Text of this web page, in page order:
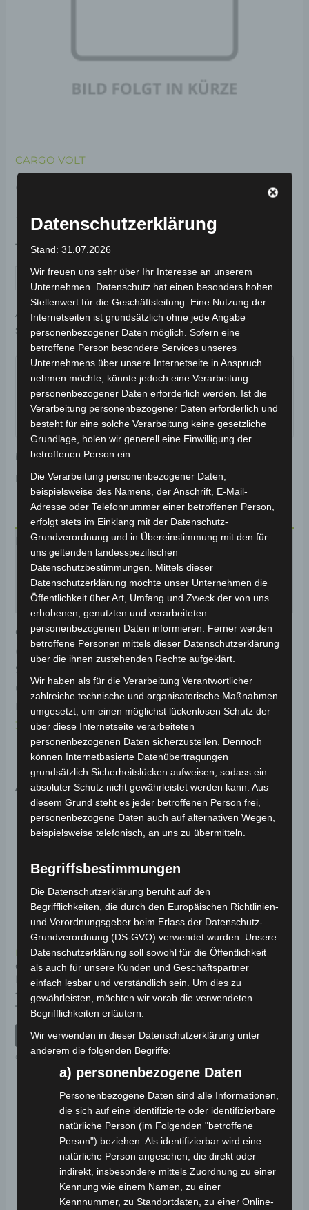
CARGO VOLT
CARGO VOLT HINTERES
STOSSÄMPFERSET
199,00€ *
IN DEN WARENKORB
Artikelnummer: BP150-018 Kategorie:CARGO VOLT
Schlagwort:Fahrwerk & Lenkung
Garantiert sicherer Checkout
inkl. 19 % MwSt.Kostenloser Versand
Lieferzeit:Versandfertig innerhalb 24 Stunden*
Beschreibung
Produktsicherheit
Rezensionen (0)
Original-Ersatzteil für das E-Lastendreirad Cargo Volt
(Modell: BP150, Hersteller: Saige). Das hintere
Stoßdämpferset sorgt für eine komfortable Fahrt auf
unebenen Straßen. Weitere Informationen zum
Fahrzeug findest du hier:E-Lastendreirad Cargo Volt
3.0kW.
Ähnliche Produkte
Kostenloser Versand
CARGO VOLT
RÜCKSPIEGEL
Bewertet
mit
0
129,00 € *
IN DEN WARENKORB
CARGO VOLT
Kostenloser Versand
CARGO VOLT
GANGHEBEL
von
5 IN DEN WARENKORB
CARGO VOLT
Datenschutzerklärung
Stand: 31.07.2026
Wir freuen uns sehr über Ihr Interesse an unserem
Unternehmen. Datenschutz hat einen besonders hohen
Stellenwert für die Geschäftsleitung. Eine Nutzung der
Internetseiten ist grundsätzlich ohne jede Angabe
personenbezogener Daten möglich. Sofern eine
betroffene Person besondere Services unseres
Unternehmens über unsere Internetseite in Anspruch
nehmen möchte, könnte jedoch eine Verarbeitung
personenbezogener Daten erforderlich werden. Ist die
Verarbeitung personenbezogener Daten erforderlich und
besteht für eine solche Verarbeitung keine gesetzliche
Grundlage, holen wir generell eine Einwilligung der
betroffenen Person ein.
Die Verarbeitung personenbezogener Daten,
beispielsweise des Namens, der Anschrift, E-Mail-
Adresse oder Telefonnummer einer betroffenen Person,
erfolgt stets im Einklang mit der Datenschutz-
Grundverordnung und in Übereinstimmung mit den für
uns geltenden landesspezifischen
Datenschutzbestimmungen. Mittels dieser
Datenschutzerklärung möchte unser Unternehmen die
Öffentlichkeit über Art, Umfang und Zweck der von uns
erhobenen, genutzten und verarbeiteten
personenbezogenen Daten informieren. Ferner werden
betroffene Personen mittels dieser Datenschutzerklärung
über die ihnen zustehenden Rechte aufgeklärt.
Wir haben als für die Verarbeitung Verantwortlicher
zahlreiche technische und organisatorische Maßnahmen
umgesetzt, um einen möglichst lückenlosen Schutz der
über diese Internetseite verarbeiteten
personenbezogenen Daten sicherzustellen. Dennoch
können Internetbasierte Datenübertragungen
grundsätzlich Sicherheitslücken aufweisen, sodass ein
absoluter Schutz nicht gewährleistet werden kann. Aus
diesem Grund steht es jeder betroffenen Person frei,
personenbezogene Daten auch auf alternativen Wegen,
beispielsweise telefonisch, an uns zu übermitteln.
Begriffsbestimmungen
Die Datenschutzerklärung beruht auf den
Begrifflichkeiten, die durch den Europäischen Richtlinien-
und Verordnungsgeber beim Erlass der Datenschutz-
Grundverordnung (DS-GVO) verwendet wurden. Unsere
Datenschutzerklärung soll sowohl für die Öffentlichkeit
als auch für unsere Kunden und Geschäftspartner
einfach lesbar und verständlich sein. Um dies zu
gewährleisten, möchten wir vorab die verwendeten
Begrifflichkeiten erläutern.
Wir verwenden in dieser Datenschutzerklärung unter
anderem die folgenden Begriffe:
a) personenbezogene Daten
Personenbezogene Daten sind alle Informationen,
die sich auf eine identifizierte oder identifizierbare
natürliche Person (im Folgenden "betroffene
Person") beziehen. Als identifizierbar wird eine
natürliche Person angesehen, die direkt oder
indirekt, insbesondere mittels Zuordnung zu einer
Kennung wie einem Namen, zu einer
Kennnummer, zu Standortdaten, zu einer Online-